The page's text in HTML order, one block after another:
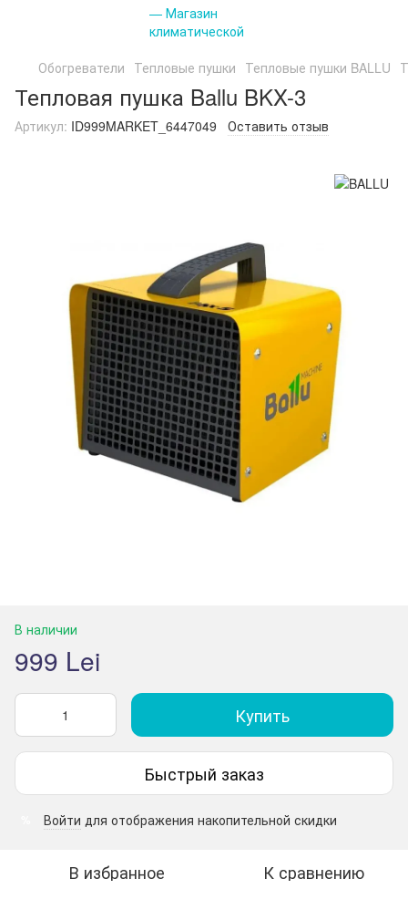
Обогреватели Тепловые пушки Тепловые пушки BALLU
Тепловая пушка Ballu BKX-3
Артикул: ID999MARKET_6447049 Оставить отзыв
В наличии
999 Lei
Купить
Быстрый заказ
Войти для отображения накопительной скидки
В избранное К сравнению